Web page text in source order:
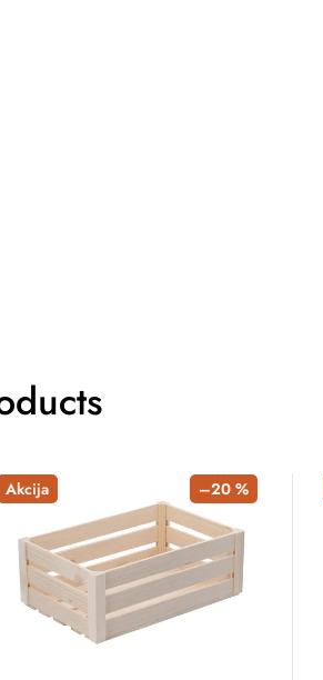
Akcija –20 %